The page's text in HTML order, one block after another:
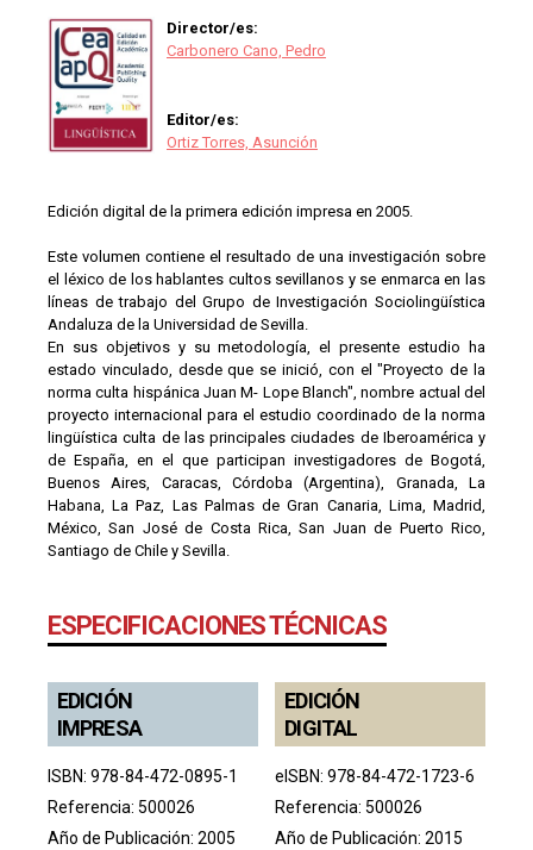
Director/es:
Carbonero Cano, Pedro
Editor/es:
Ortiz Torres, Asunción
Edición digital de la primera edición impresa en 2005.
Este volumen contiene el resultado de una investigación sobre
el léxico de los hablantes cultos sevillanos y se enmarca en las
líneas de trabajo del Grupo de Investigación Sociolingüística
Andaluza de la Universidad de Sevilla.
En sus objetivos y su metodología, el presente estudio ha
estado vinculado, desde que se inició, con el "Proyecto de la
norma culta hispánica Juan M- Lope Blanch", nombre actual del
proyecto internacional para el estudio coordinado de la norma
lingüística culta de las principales ciudades de Iberoamérica y
de España, en el que participan investigadores de Bogotá,
Buenos Aires, Caracas, Córdoba (Argentina), Granada, La
Habana, La Paz, Las Palmas de Gran Canaria, Lima, Madrid,
México, San José de Costa Rica, San Juan de Puerto Rico,
Santiago de Chile y Sevilla.
ESPECIFICACIONES TÉCNICAS
EDICIÓN
IMPRESA
ISBN: 978-84-472-0895-1
Referencia: 500026
Año de Publicación: 2005
EDICIÓN
DIGITAL
eISBN: 978-84-472-1723-6
Referencia: 500026
Año de Publicación: 2015